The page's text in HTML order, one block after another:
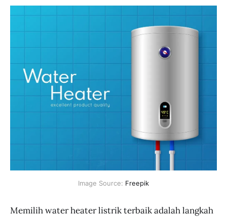
Image Source: Freepik
Memilih water heater listrik terbaik adalah langkah